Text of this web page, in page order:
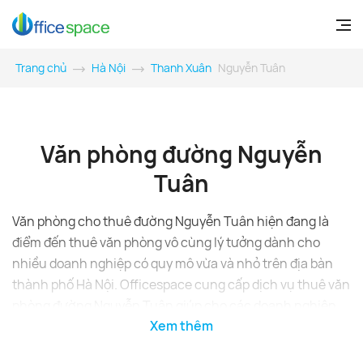
Trang chủ Hà Nội Thanh Xuân Nguyễn Tuân
Văn phòng đường Nguyễn
Tuân
Văn phòng cho thuê đường Nguyễn Tuân hiện đang là
điểm đến thuê văn phòng vô cùng lý tưởng dành cho
nhiều doanh nghiệp có quy mô vừa và nhỏ trên địa bàn
thành phố Hà Nội. Officespace cung cấp dịch vụ thuê văn
tìm được nơi làm việc phù hợp nhất.
Xem thêm